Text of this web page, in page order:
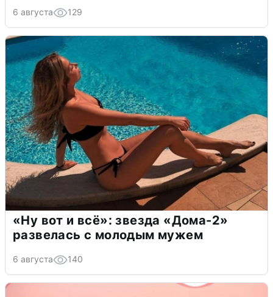
6 августа 129
«Ну вот и всё»: звезда «Дома-2»
развелась с молодым мужем
6 августа 140